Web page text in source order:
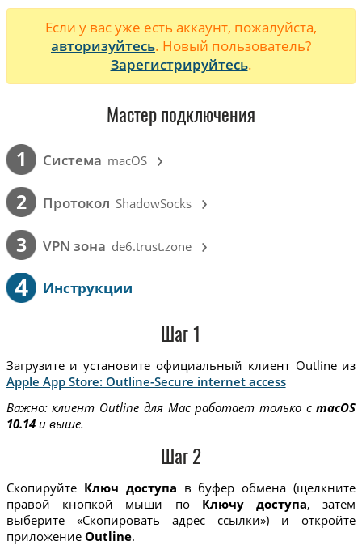
Если у вас уже есть аккаунт, пожалуйста,
авторизуйтесь. Новый пользователь?
Зарегистрируйтесь.
Мастер подключения
1 Cистема macOS ›
2 Протокол ShadowSocks ›
3 VPN зона de6.trust.zone ›
4 Инструкции
Шаг 1
Загрузите и установите официальный клиент Outline из
Apple App Store: Outline-Secure internet access
Важно: клиент Outline для Mac работает только сmacOS
10.14и выше.
Шаг 2
Скопируйте Ключ доступа в буфер обмена (щелкните
правой кнопкой мыши по Ключу доступа, затем
выберите «Скопировать адрес ссылки») и откройте
приложение Outline.